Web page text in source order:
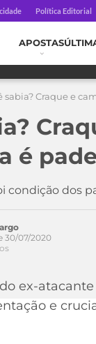
Política Editorial
APOSTAS
sabia? Craque e
é
condição dos
30/07/2020
ex-
e